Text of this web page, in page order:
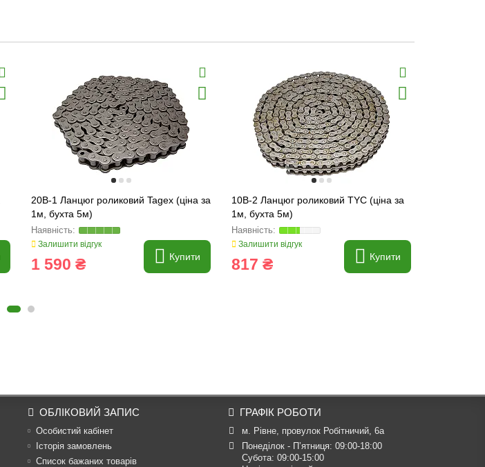
20B-1 Ланцюг роликовий Tagex (ціна за
1м, бухта 5м)
Залишити відгук
1 590 ₴ Купити
10B-2 Ланцюг роликовий TYC (ціна за
1м, бухта 5м)
Залишити відгук
817 ₴ Купити
ОБЛІКОВИЙ ЗАПИС
Особистий кабінет
Історія замовлень
Список бажаних товарів
ГРАФІК РОБОТИ
м. Рівне, провулок Робітничий, 6а
Понеділок - П’ятниця: 09:00-18:00
Субота: 09:00-15:00